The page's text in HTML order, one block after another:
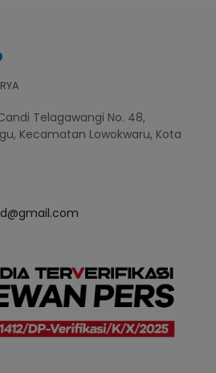
Telagawangi No. 48,
Kecamatan Lowokwaru, Kota